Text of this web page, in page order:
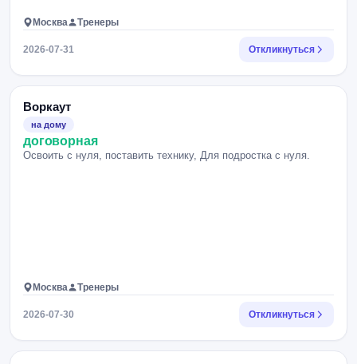
Москва Тренеры
2026-07-31 Откликнуться
Воркаут
на дому
договорная
Освоить с нуля, поставить технику, Для подростка с нуля.
Москва Тренеры
2026-07-30 Откликнуться